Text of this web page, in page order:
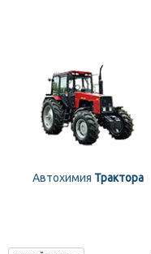
Автохимия Трактора